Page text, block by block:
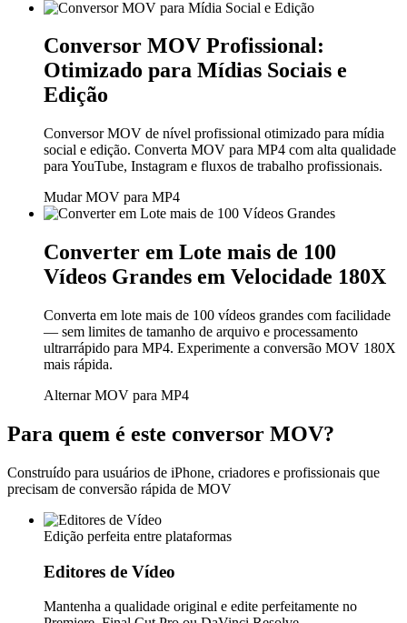
Conversor MOV Profissional:
Otimizado para Mídias Sociais e
Edição
Conversor MOV de nível profissional otimizado para mídia
social e edição. Converta MOV para MP4 com alta qualidade
para YouTube, Instagram e fluxos de trabalho profissionais.
Mudar MOV para MP4
Converter em Lote mais de 100
Vídeos Grandes em Velocidade 180X
Converta em lote mais de 100 vídeos grandes com facilidade
— sem limites de tamanho de arquivo e processamento
ultrarrápido para MP4. Experimente a conversão MOV 180X
mais rápida.
Alternar MOV para MP4
Para quem é este conversor MOV?
Construído para usuários de iPhone, criadores e profissionais que
precisam de conversão rápida de MOV
Edição perfeita entre plataformas
Editores de Vídeo
Mantenha a qualidade original e edite perfeitamente no